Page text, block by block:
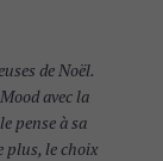
de Noël.
avec la
pense à sa
plus, le choix